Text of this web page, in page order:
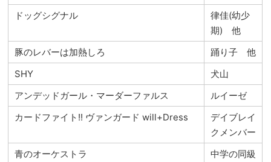
ドッグシグナル
律佳(幼少
期) 他
豚のレバーは加熱しろ
踊り子 他
SHY
犬山
アンデッドガール・マーダーファルス
ルイーゼ
カードファイト!! ヴァンガード will+Dress
デイブレイ
クメンバー
青のオーケストラ
中学の同級